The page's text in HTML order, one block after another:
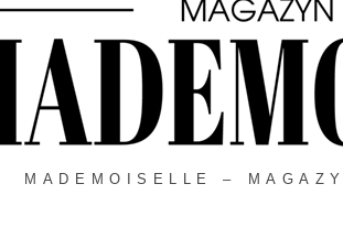
MADEMOISELLE –